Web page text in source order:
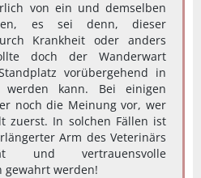
von ein und demselben
es sei denn, dieser
Krankheit oder anders
doch der Wanderwart
vorübergehend in
werden kann. Bei einigen
noch die Meinung vor, wer
zuerst. In solchen Fällen ist
Arm des Veterinärs
und vertrauensvolle
gewahrt werden!